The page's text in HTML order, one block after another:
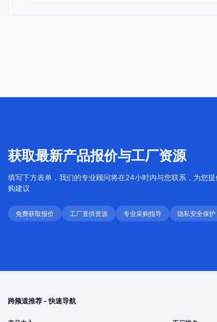
获取最新产品报价与工厂资源
填写下方表单，我们的专业顾问将在24小时内与您联系，为您
购建议
免费获取报价 工厂直供资源 专业采购指导 隐私安全保护
跨频道推荐 - 快速导航